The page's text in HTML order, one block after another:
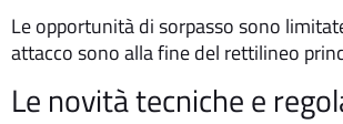
Le opportunità di sorpasso sono
attacco sono alla fine del rettilineo
Le novità tecniche e